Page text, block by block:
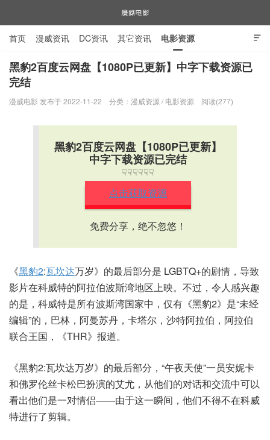
漫威电影

首页 漫威资讯 DC资讯 其它资讯 电影资源
电视剧资源 漫威图片
黑豹2百度云网盘【1080P已更新】中字下载资源已
完结
漫威电影 发布于 2022-11-22 分类： 漫威资源 / 电影资源 阅读(277)
黑豹2百度云网盘【1080P已更新】
中字下载资源已完结
☟☟☟☟☟☟
点击获取资源
免费分享，绝不忽悠！
《黑豹2:瓦坎达万岁》的最后部分是 LGBTQ+的剧情，导致
影片在科威特的阿拉伯波斯湾地区上映。不过，令人感兴趣
的是，科威特是所有波斯湾国家中，仅有《黑豹2》是“未经
编辑”的，巴林，阿曼苏丹，卡塔尔，沙特阿拉伯，阿拉伯
联合王国，《THR》报道。
《黑豹2:瓦坎达万岁》的最后部分，“午夜天使”一员安妮卡
和佛罗伦丝卡松巴扮演的艾尤，从他们的对话和交流中可以
看出他们是一对情侣——由于这一瞬间，他们不得不在科威
特进行了剪辑。